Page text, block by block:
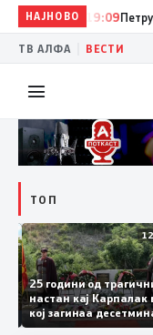
НАЈНОВО19:09
ТВ АЛФА ВЕСТИ
ТОП
13:04
25 години од
настан кај
кој загинаа
македонски